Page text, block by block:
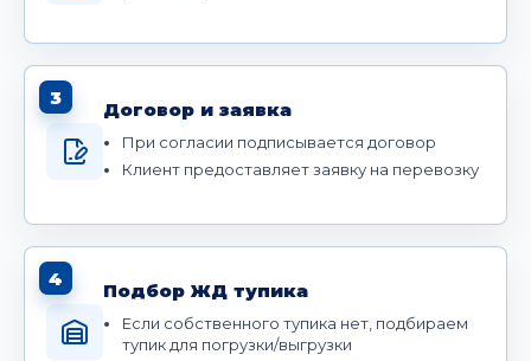
3
Договор и заявка
При согласии подписывается договор
Клиент предоставляет заявку на перевозку
4
Подбор ЖД тупика
Если собственного тупика нет, подбираем
тупик для погрузки/выгрузки